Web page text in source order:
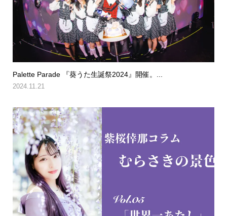
Palette Parade 『葵うた生誕祭2024』開催。...
2024.11.21